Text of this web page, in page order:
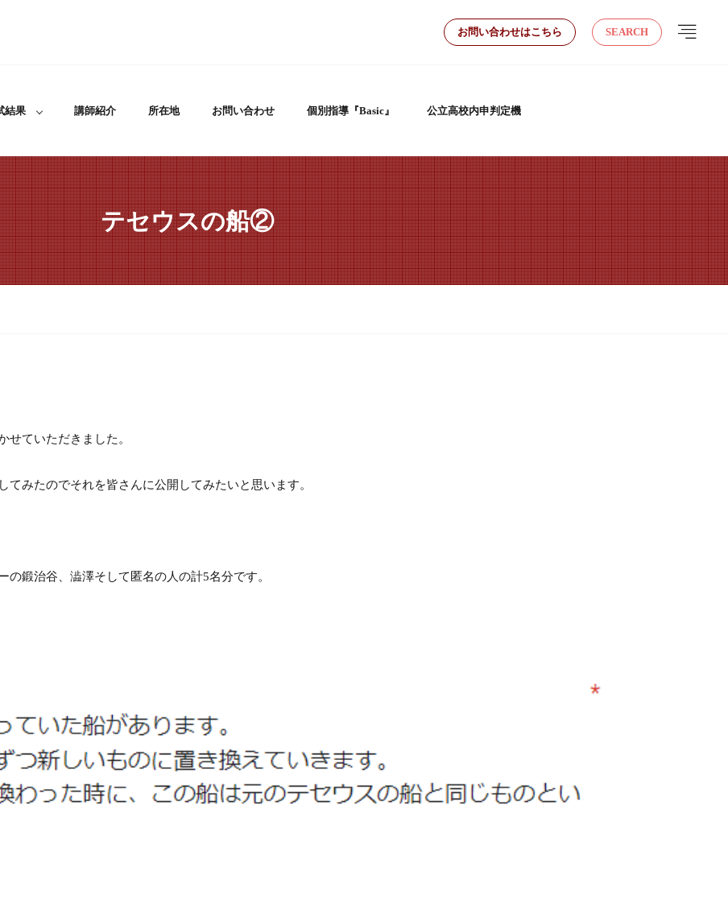
お問い合わせはこちら SEARCH
結果 講師紹介 所在地 お問い合わせ 個別指導『Basic』 公立高校内申判定機
テセウスの船②
せていただきました。
みたのでそれを皆さんに公開してみたいと思います。
鍛治谷、澁澤そして匿名の人の計5名分です。